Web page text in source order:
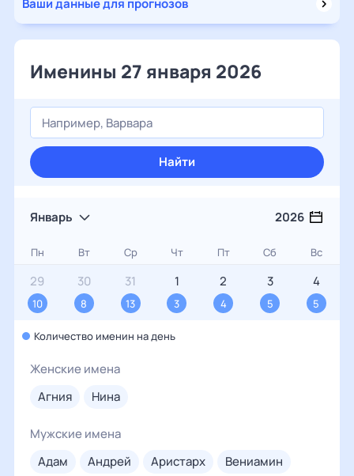
Ваши данные для прогнозов
Именины 27 января 2026
Найти
Январь 2026
Пн Вт Ср Чт Пт Сб Вс
29
10
30
8
31
13
1
3
2
4
3
5
4
5
Количество именин на день
Женские имена
агния
нина
Мужские имена
адам
андрей аристарх
вениамин